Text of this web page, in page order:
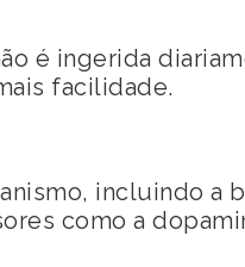
é ingerida
facilidade.
incluindo a
como a